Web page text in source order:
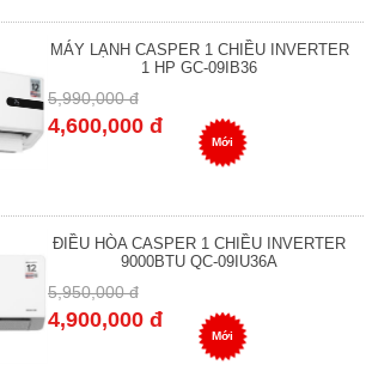
MÁY LẠNH CASPER 1 CHIỀU INVERTER
1 HP GC-09IB36
5,990,000 đ
4,600,000 đ
Mới
ĐIỀU HÒA CASPER 1 CHIỀU INVERTER
9000BTU QC-09IU36A
5,950,000 đ
4,900,000 đ
Mới